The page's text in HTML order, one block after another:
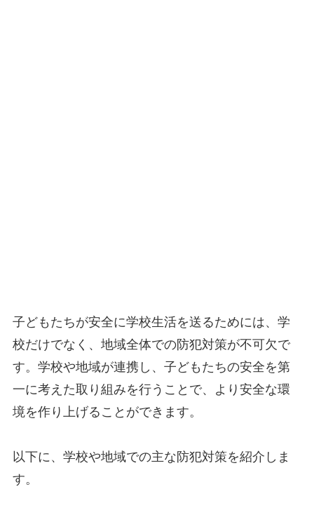
子どもたちが安全に学校生活を送るためには、学
校だけでなく、地域全体での防犯対策が不可欠で
す。学校や地域が連携し、子どもたちの安全を第
一に考えた取り組みを行うことで、より安全な環
境を作り上げることができます。
以下に、学校や地域での主な防犯対策を紹介しま
す。